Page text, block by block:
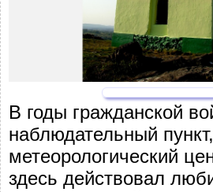
В годы гражданской
наблюдательный
метеорологический
здесь действовал